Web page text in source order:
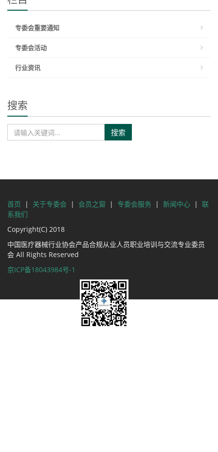
专委会重要通知
专委会活动
行业资讯
搜索
搜索
首页 | 关于专委会 | 会员之窗 | 专委会服务 | 新闻中心 | 联
系我们
Copyright(C) 2018
中国医疗器械行业协会产品合规从业人员职业培训与交流专业委员
会 All Rights Reserved
京ICP备18043984号-1